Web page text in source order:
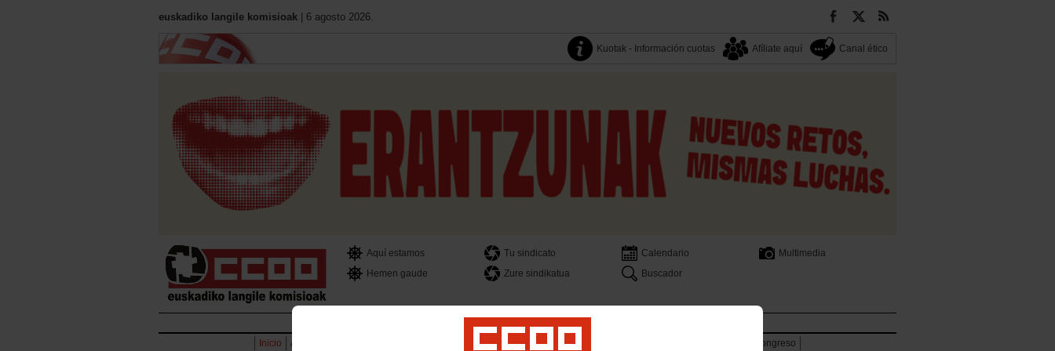
euskadiko langile komisioak | 6 agosto 2026.
Kuotak - Información cuotas Afíliate aquí Canal ético
Aquí estamos Tu sindicato Calendario
Multimedia
Hemen gaude
Zure sindikatua Buscador
Inicio
Acción Sindical Salud Laboral y Medio Ambiente
13 Congreso